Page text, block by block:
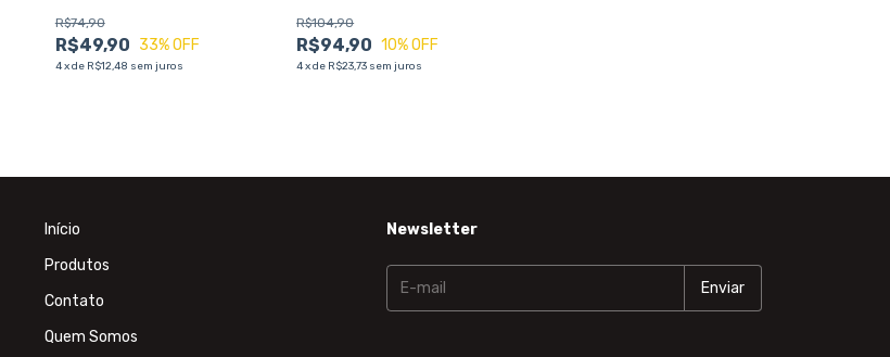
R$49,90
R$74,90
33% OFF
4xde R$12,48 sem juros
Estável
R$94,90
R$104,90
10% OFF
4xde R$23,73 sem juros
Início
Produtos
Contato
Quem Somos
Newsletter